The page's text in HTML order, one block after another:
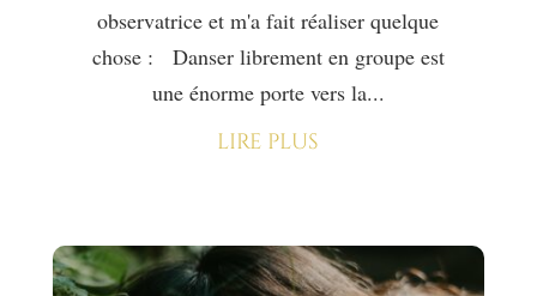
observatrice et m'a fait réaliser quelque
chose : Danser librement en groupe est
une énorme porte vers la...
lire plus